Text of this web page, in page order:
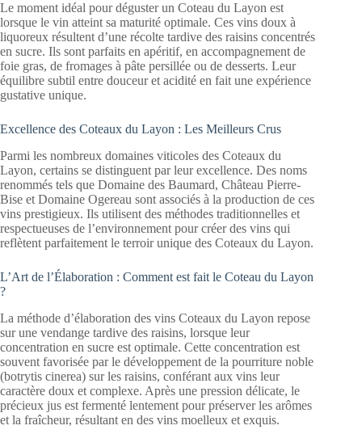
Le moment idéal pour déguster un Coteau du Layon est
lorsque le vin atteint sa maturité optimale. Ces vins doux à
liquoreux résultent d’une récolte tardive des raisins concentrés
en sucre. Ils sont parfaits en apéritif, en accompagnement de
foie gras, de fromages à pâte persillée ou de desserts. Leur
équilibre subtil entre douceur et acidité en fait une expérience
gustative unique.
Excellence des Coteaux du Layon : Les Meilleurs Crus
Parmi les nombreux domaines viticoles des Coteaux du
Layon, certains se distinguent par leur excellence. Des noms
renommés tels que Domaine des Baumard, Château Pierre-
Bise et Domaine Ogereau sont associés à la production de ces
vins prestigieux. Ils utilisent des méthodes traditionnelles et
respectueuses de l’environnement pour créer des vins qui
reflètent parfaitement le terroir unique des Coteaux du Layon.
L’Art de l’Élaboration : Comment est fait le Coteau du Layon
?
La méthode d’élaboration des vins Coteaux du Layon repose
sur une vendange tardive des raisins, lorsque leur
concentration en sucre est optimale. Cette concentration est
souvent favorisée par le développement de la pourriture noble
(botrytis cinerea) sur les raisins, conférant aux vins leur
caractère doux et complexe. Après une pression délicate, le
précieux jus est fermenté lentement pour préserver les arômes
et la fraîcheur, résultant en des vins moelleux et exquis.